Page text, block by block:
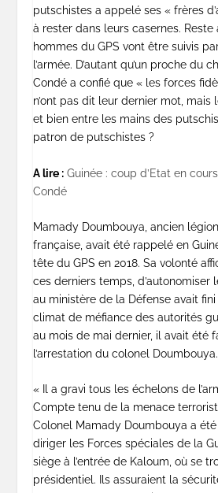
putschistes a appelé ses « frères
à rester dans leurs casernes. Reste
hommes du GPS vont être suivis
l’armée. D’autant qu’un proche du
Condé a confié que « les forces
n’ont pas dit leur dernier mot, mais
et bien entre les mains des
patron de putschistes ?
A lire : Guinée : coup d’Etat en
Condé
Mamady Doumbouya, ancien
française, avait été rappelé en
tête du GPS en 2018. Sa volonté
ces derniers temps, d’autonomiser
au ministère de la Défense avait fini
climat de méfiance des autorités
au mois de mai dernier, il avait été
l’arrestation du colonel Doumbouya.
« Il a gravi tous les échelons de
Compte tenu de la menace
Colonel Mamady Doumbouya a
diriger les Forces spéciales de la
siège à l’entrée de Kaloum, où se
présidentiel. Ils assuraient la